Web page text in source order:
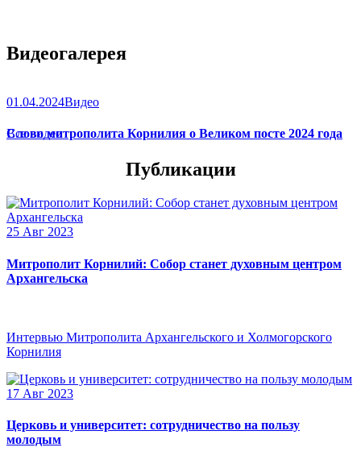
Видеогалерея
01.04.2024Видео
Слово митрополита Корнилия о Великом посте 2024 года
Все видео
Публикации
25 Авг 2023
Митрополит Корнилий: Собор станет духовным центром
Архангельска
Интервью Митрополита Архангельского и Холмогорского
Корнилия
17 Авг 2023
Церковь и университет: сотрудничество на пользу
молодым